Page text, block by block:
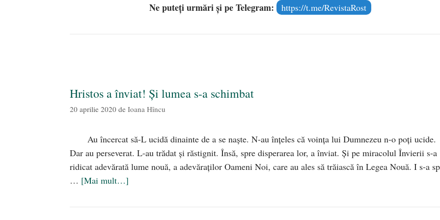
Ne puteți urmări și pe Telegram: https://t.me/RevistaRost
Hristos a înviat! Și lumea s-a schimbat
20 aprilie 2020 de Ioana Hîncu
Au încercat să-L ucidă dinainte de a se naște. N-au înțeles că voința lui Dumnezeu n-o poți ucide.
Dar au perseverat. L-au trădat și răstignit. Însă, spre disperarea lor, a înviat. Și pe miracolul Învierii s-a
ridicat adevărată lume nouă, a adevăraților Oameni Noi, care au ales să trăiască în Legea Nouă. I s-a
… [Mai mult…]